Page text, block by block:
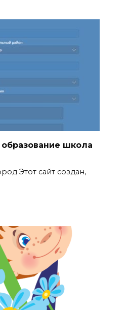
школа
Этот сайт создан,